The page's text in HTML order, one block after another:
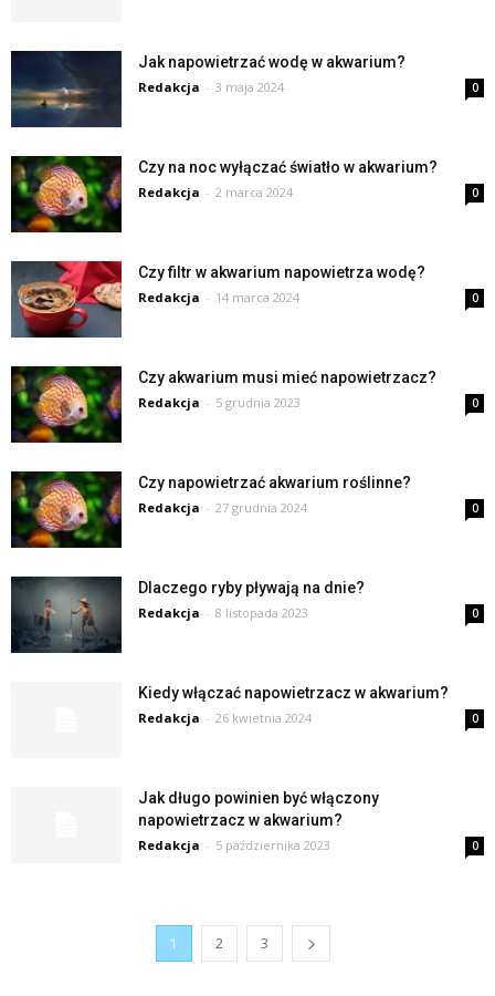
Jak napowietrzać wodę w akwarium?
Redakcja - 3 maja 2024 0
Czy na noc wyłączać światło w akwarium?
Redakcja - 2 marca 2024 0
Czy filtr w akwarium napowietrza wodę?
Redakcja - 14 marca 2024 0
Czy akwarium musi mieć napowietrzacz?
Redakcja - 5 grudnia 2023 0
Czy napowietrzać akwarium roślinne?
Redakcja - 27 grudnia 2024 0
Dlaczego ryby pływają na dnie?
Redakcja - 8 listopada 2023 0
Kiedy włączać napowietrzacz w akwarium?
Redakcja - 26 kwietnia 2024 0
Jak długo powinien być włączony
napowietrzacz w akwarium?
Redakcja - 5 października 2023 0
1 2 3